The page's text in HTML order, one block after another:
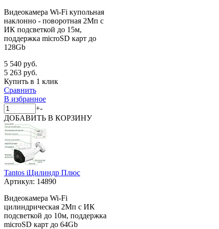
Видеокамера Wi-Fi купольная
наклонно - поворотная 2Мп с
ИК подсветкой до 15м,
поддержка microSD карт до
128Gb
5 540 руб.
5 263 руб.
Купить в 1 клик
Сравнить
В избранное
+-
ДОБАВИТЬ В КОРЗИНУ
Tantos iЦилиндр Плюс
Артикул: 14890
Видеокамера Wi-Fi
цилиндрическая 2Мп с ИК
подсветкой до 10м, поддержка
microSD карт до 64Gb